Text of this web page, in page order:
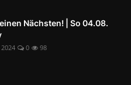
Nächsten! | So 04.08.
0 98